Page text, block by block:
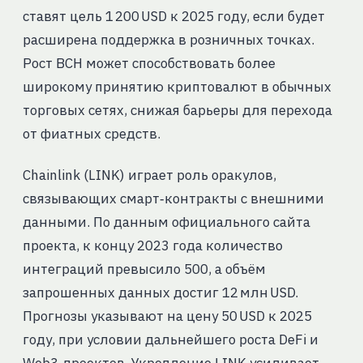
ставят цель 1 200 USD к 2025 году, если будет
расширена поддержка в розничных точках.
Рост BCH может способствовать более
широкому принятию криптовалют в обычных
торговых сетях, снижая барьеры для перехода
от фиатных средств.
Chainlink (LINK) играет роль оракулов,
связывающих смарт‑контракты с внешними
данными. По данным официального сайта
проекта, к концу 2023 года количество
интеграций превысило 500, а объём
запрошенных данных достиг 12 млн USD.
Прогнозы указывают на цену 50 USD к 2025
году, при условии дальнейшего роста DeFi и